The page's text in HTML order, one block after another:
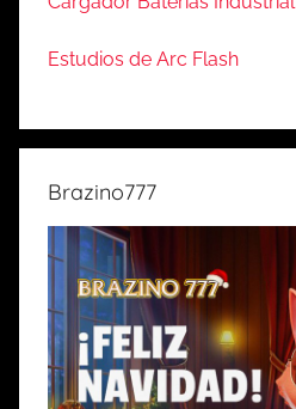
Estudios de Arc Flash
Brazino777